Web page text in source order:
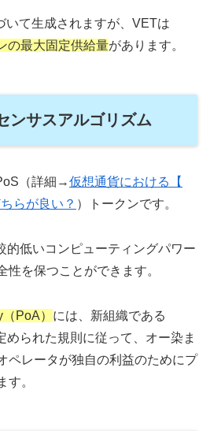
いて生成されますが、VETは
の最大固定供給量があります。
ンサスアルゴリズム
（詳細→仮想通貨における【
らが良い？ ）トークンです。
的低いコンピューティングパワー
性を保つことができます。
PoA） には、新組織である
められた規則に従って、オー染ま
ペレータが独自の利益のためにプ
す。